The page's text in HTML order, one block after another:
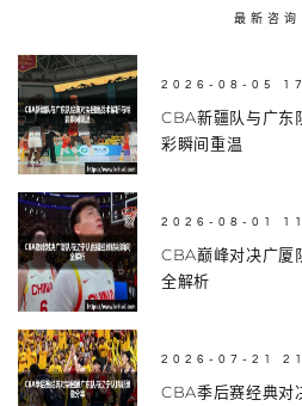
最新咨询
2026-08-05
CBA新疆队与广东
彩瞬间重温
2026-08-01
CBA巅峰对决广厦
全解析
2026-07-21
CBA季后赛经典对